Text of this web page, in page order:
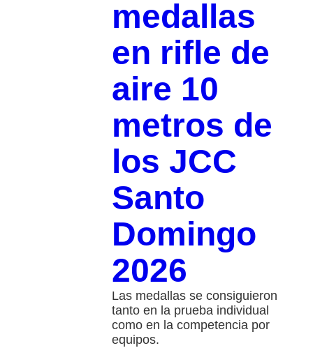
medallas
en rifle de
aire 10
metros de
los JCC
Santo
Domingo
2026
Las medallas se consiguieron
tanto en la prueba individual
como en la competencia por
equipos.